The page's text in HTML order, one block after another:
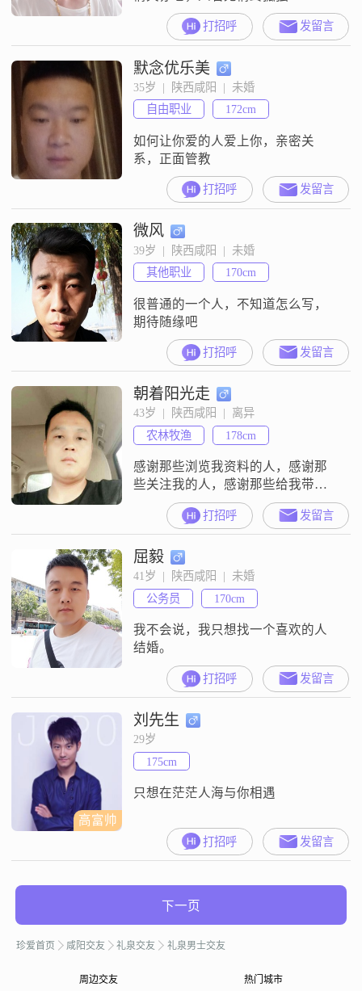
打招呼 发留言
默念优乐美
35岁  |  陕西咸阳  |  未婚
自由职业
172cm
如何让你爱的人爱上你，亲密关
系，正面管教
打招呼 发留言
微风
39岁  |  陕西咸阳  |  未婚
其他职业
170cm
很普通的一个人，不知道怎么写，
期待随缘吧
打招呼 发留言
朝着阳光走
43岁  |  陕西咸阳  |  离异
农林牧渔
178cm
感谢那些浏览我资料的人，感谢那
些关注我的人，感谢那些给我带来
感情期望的人……
打招呼 发留言
屈毅
41岁  |  陕西咸阳  |  未婚
公务员
170cm
我不会说，我只想找一个喜欢的人
结婚。
打招呼 发留言
高富帅
刘先生
29岁
175cm
只想在茫茫人海与你相遇
打招呼 发留言
下一页
珍爱首页 咸阳交友 礼泉交友 礼泉男士交友
周边交友 热门城市